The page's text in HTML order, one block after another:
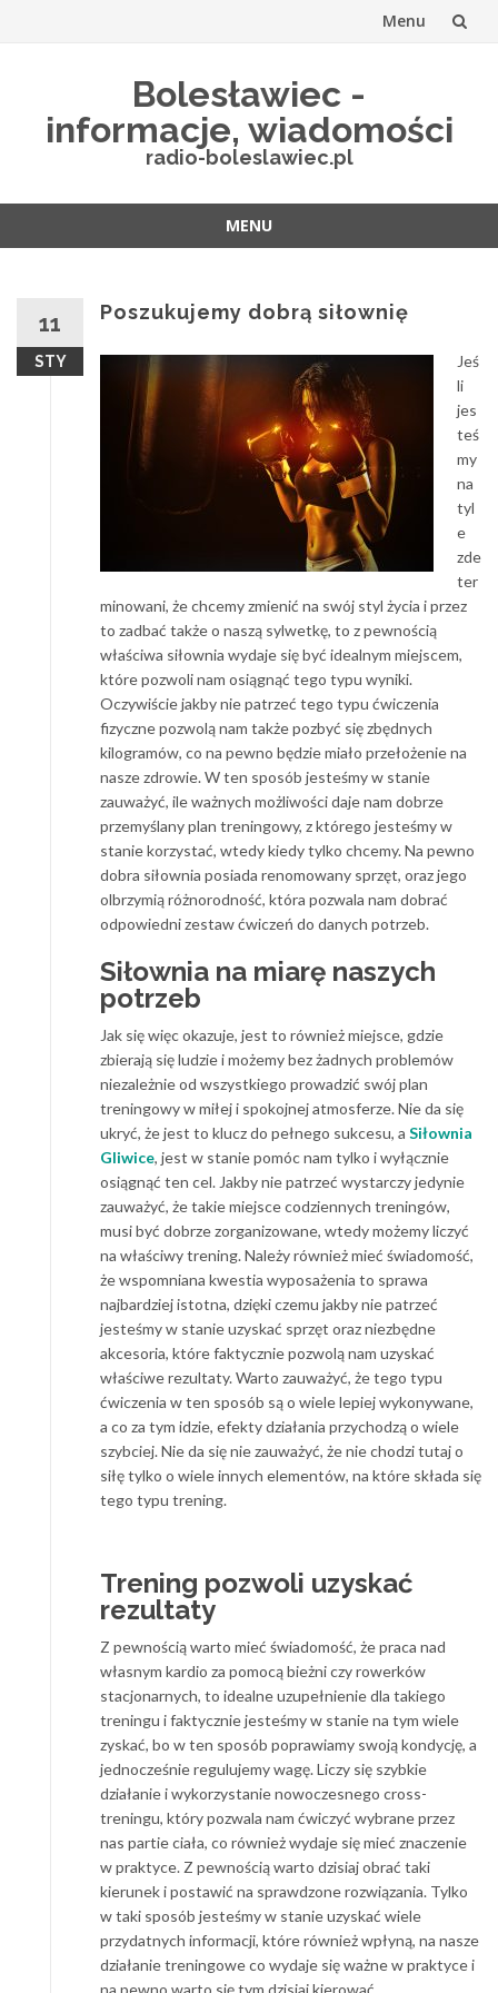
Menu
treści
Bolesławiec -
informacje, wiadomości
radio-boleslawiec.pl
MENU
11
STY
Poszukujemy dobrą siłownię
Jeś
li
jes
teś
my
na
tyl
e
zde
ter
minowani, że chcemy zmienić na swój styl życia i przez
to zadbać także o naszą sylwetkę, to z pewnością
właściwa siłownia wydaje się być idealnym miejscem,
które pozwoli nam osiągnąć tego typu wyniki.
Oczywiście jakby nie patrzeć tego typu ćwiczenia
fizyczne pozwolą nam także pozbyć się zbędnych
kilogramów, co na pewno będzie miało przełożenie na
nasze zdrowie. W ten sposób jesteśmy w stanie
zauważyć, ile ważnych możliwości daje nam dobrze
przemyślany plan treningowy, z którego jesteśmy w
stanie korzystać, wtedy kiedy tylko chcemy. Na pewno
dobra siłownia posiada renomowany sprzęt, oraz jego
olbrzymią różnorodność, która pozwala nam dobrać
odpowiedni zestaw ćwiczeń do danych potrzeb.
Siłownia na miarę naszych
potrzeb
Jak się więc okazuje, jest to również miejsce, gdzie
zbierają się ludzie i możemy bez żadnych problemów
niezależnie od wszystkiego prowadzić swój plan
treningowy w miłej i spokojnej atmosferze. Nie da się
ukryć, że jest to klucz do pełnego sukcesu, a Siłownia
Gliwice, jest w stanie pomóc nam tylko i wyłącznie
osiągnąć ten cel. Jakby nie patrzeć wystarczy jedynie
zauważyć, że takie miejsce codziennych treningów,
musi być dobrze zorganizowane, wtedy możemy liczyć
na właściwy trening. Należy również mieć świadomość,
że wspomniana kwestia wyposażenia to sprawa
najbardziej istotna, dzięki czemu jakby nie patrzeć
jesteśmy w stanie uzyskać sprzęt oraz niezbędne
akcesoria, które faktycznie pozwolą nam uzyskać
właściwe rezultaty. Warto zauważyć, że tego typu
ćwiczenia w ten sposób są o wiele lepiej wykonywane,
a co za tym idzie, efekty działania przychodzą o wiele
szybciej. Nie da się nie zauważyć, że nie chodzi tutaj o
siłę tylko o wiele innych elementów, na które składa się
tego typu trening.
Trening pozwoli uzyskać
rezultaty
Z pewnością warto mieć świadomość, że praca nad
własnym kardio za pomocą bieżni czy rowerków
stacjonarnych, to idealne uzupełnienie dla takiego
treningu i faktycznie jesteśmy w stanie na tym wiele
zyskać, bo w ten sposób poprawiamy swoją kondycję, a
jednocześnie regulujemy wagę. Liczy się szybkie
działanie i wykorzystanie nowoczesnego cross-
treningu, który pozwala nam ćwiczyć wybrane przez
nas partie ciała, co również wydaje się mieć znaczenie
w praktyce. Z pewnością warto dzisiaj obrać taki
kierunek i postawić na sprawdzone rozwiązania. Tylko
w taki sposób jesteśmy w stanie uzyskać wiele
przydatnych informacji, które również wpłyną, na nasze
działanie treningowe co wydaje się ważne w praktyce i
na pewno warto się tym dzisiaj kierować.